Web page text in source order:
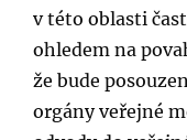
v této oblasti
ohledem na
že bude
orgány veřejné